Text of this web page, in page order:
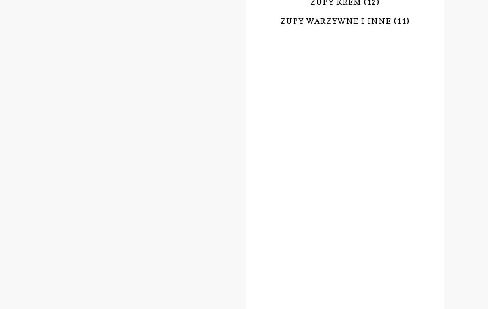
ZUPY KREM (12)
ZUPY WARZYWNE I INNE (11)